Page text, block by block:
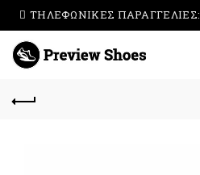
ΤΗΛΕΦΩΝΙΚΕΣ ΠΑΡΑΓΓΕΛΙΕΣ: